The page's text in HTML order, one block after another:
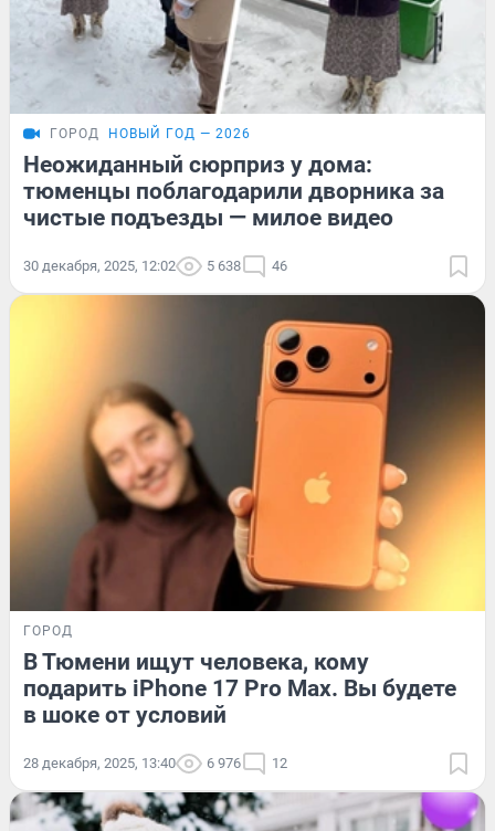
ГОРОД НОВЫЙ ГОД — 2026
Неожиданный сюрприз у дома:
тюменцы поблагодарили дворника за
чистые подъезды — милое видео
30 декабря, 2025, 12:02 5 638 46
ГОРОД
В Тюмени ищут человека, кому
подарить iPhone 17 Pro Max. Вы будете
в шоке от условий
28 декабря, 2025, 13:40 6 976 12